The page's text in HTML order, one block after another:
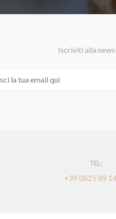
Iscriviti alla
TEL:
+39 0825 89